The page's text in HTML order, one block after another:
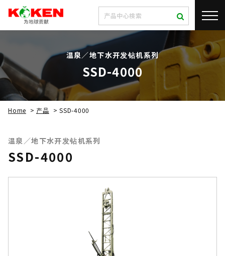
温泉／地下水开发钻机系列
SSD-4000
Home > 产品 > SSD-4000
温泉／地下水开发钻机系列
SSD-4000